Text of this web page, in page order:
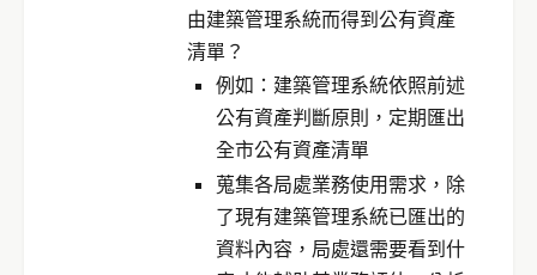
由建築管理系統而得到公有資產
清單？
例如：建築管理系統依照前述
公有資產判斷原則，定期匯出
全市公有資產清單
蒐集各局處業務使用需求，除
了現有建築管理系統已匯出的
資料內容，局處還需要看到什